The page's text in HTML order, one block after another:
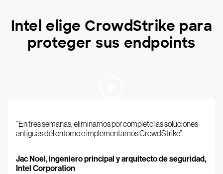
Jac Noel, ingeniero principal y arquitecto de seguridad,
Intel Corporation
Intel elige CrowdStrike para
proteger sus endpoints
“En tres semanas, eliminamos por completo las soluciones
antiguas del entorno e implementamos CrowdStrike”.